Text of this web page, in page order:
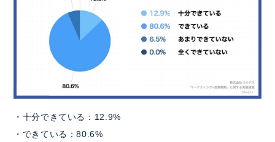
・十分できている：12.9%
・できている：80.6%